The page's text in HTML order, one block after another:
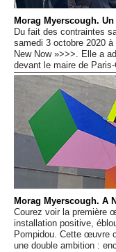
Morag Myerscough.
Du fait des contraintes
samedi 3 octobre 2020
New Now »>>>. Elle a
devant le maire de
Morag Myerscough. A
Courez voir la première
installation positive,
Pompidou. Cette œuvre
une double ambition :